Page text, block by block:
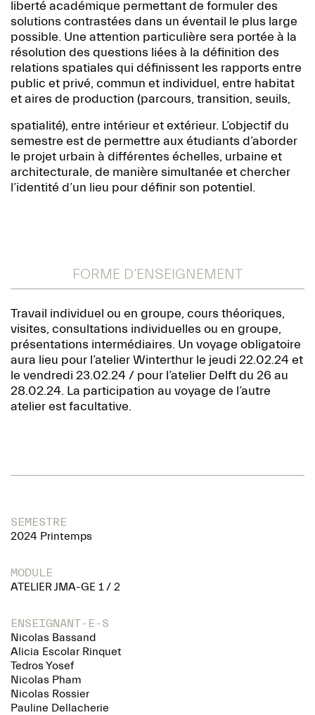
liberté académique permettant de formuler des
solutions contrastées dans un éventail le plus large
possible. Une attention particulière sera portée à la
résolution des questions liées à la définition des
relations spatiales qui définissent les rapports entre
public et privé, commun et individuel, entre habitat
et aires de production (parcours, transition, seuils,
spatialité), entre intérieur et extérieur. L’objectif du
semestre est de permettre aux étudiants d’aborder
le projet urbain à différentes échelles, urbaine et
architecturale, de manière simultanée et chercher
l’identité d’un lieu pour définir son potentiel.
FORME D’ENSEIGNEMENT
Travail individuel ou en groupe, cours théoriques,
visites, consultations individuelles ou en groupe,
présentations intermédiaires. Un voyage obligatoire
aura lieu pour l’atelier Winterthur le jeudi 22.02.24 et
le vendredi 23.02.24 / pour l’atelier Delft du 26 au
28.02.24. La participation au voyage de l’autre
atelier est facultative.
SEMESTRE
2024 Printemps
MODULE
ATELIER JMA-GE 1 / 2
ENSEIGNANT-E-S
Nicolas Bassand
Alicia Escolar Rinquet
Tedros Yosef
Nicolas Pham
Nicolas Rossier
Pauline Dellacherie